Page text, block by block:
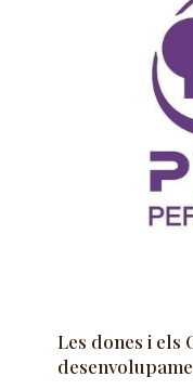
Les dones i els